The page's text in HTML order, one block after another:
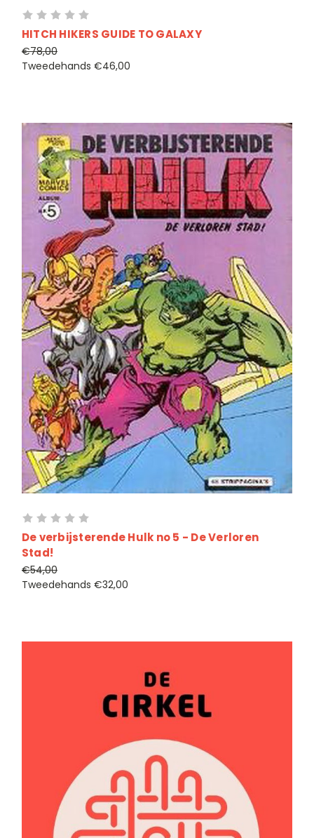
HITCH HIKERS GUIDE TO GALAXY
€78,00
Tweedehands €46,00
De verbijsterende Hulk no 5 - De Verloren
Stad!
€54,00
Tweedehands €32,00